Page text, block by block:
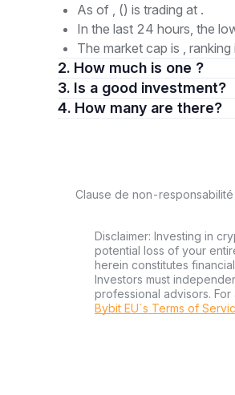
As of , () is trading at .
In the last 24 hours, the
The market cap is ,
2. How much is one ?
3. Is a good investment?
4. How many are there?
Clause de non-responsabilité
Disclaimer: Investing in
potential loss of your
herein constitutes
Investors must
professional advisors.
Bybit EU´s Terms of